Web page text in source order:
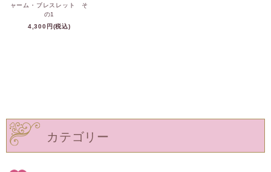
ャーム・ブレスレット そ
の1
4,300円(税込)
カテゴリー